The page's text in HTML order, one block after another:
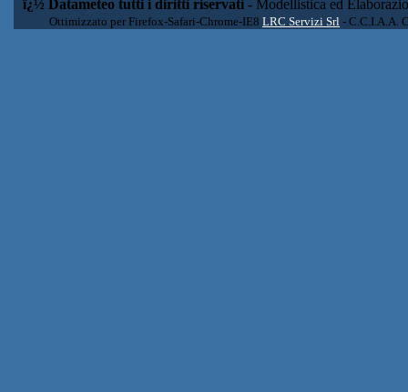
ï¿½ Datameteo tutti i diritti riservati - Modellistica ed
Ottimizzato per Firefox-Safari-Chrome-IE8 LRC Servizi Srl - C.C.I.A.A.